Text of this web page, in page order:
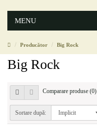
MENU
Producător Big Rock
Big Rock
Comparare produse (0)
Sortare după: